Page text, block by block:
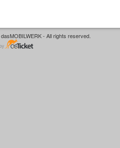
- All rights reserved.